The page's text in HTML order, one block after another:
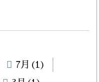
7月(1)